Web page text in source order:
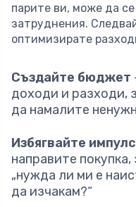
парите ви, може да
затруднения.
оптимизирате
Създайте бюджет
доходи и разходи,
да намалите
Избягвайте
направите
„нужда ли ми е
да изчакам?“